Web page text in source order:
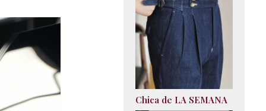
Chica de LA SEMANA